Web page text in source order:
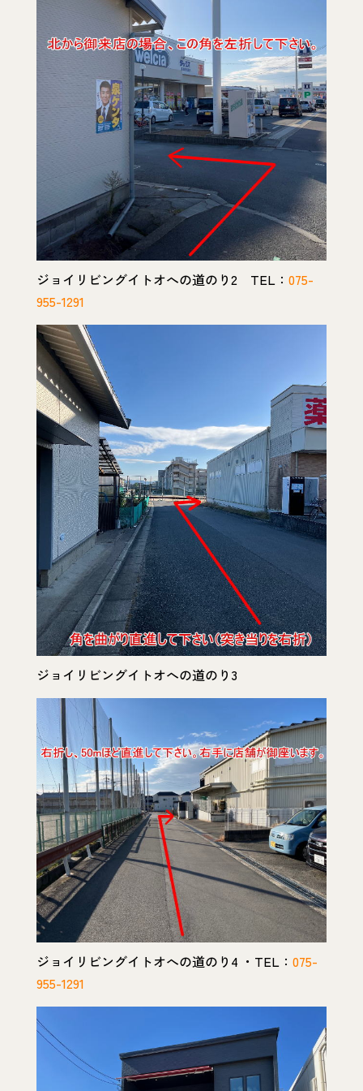
ジョイリビングイトオへの道のり2 TEL： 075-
955-1291
ジョイリビングイトオへの道のり3
ジョイリビングイトオへの道のり4 ・TEL： 075-
955-1291